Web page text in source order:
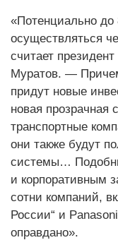
«Потенциально до
осуществляться
считает
Муратов. —
придут новые
новая прозрачная
транспортные
они также будут
системы…
и корпоративным
сотни компаний,
России“ и
оправдано».